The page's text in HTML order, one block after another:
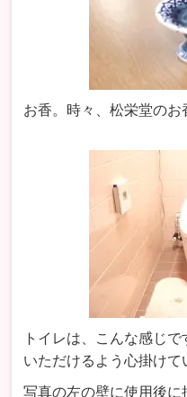
お香。時々、松栄堂のお
トイレは、こんな感じ
いただけるよう心掛けて
写真の左の壁に使用後に